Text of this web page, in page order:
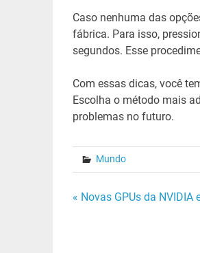
Caso nenhuma das
fábrica. Para isso,
segundos. Esse
Com essas dicas, você
Escolha o método mais
problemas no futuro.
Mundo
Navegação
« Novas GPUs da